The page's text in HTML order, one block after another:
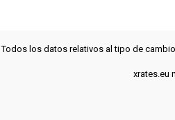
Todos los datos relativos al tipo de
xrates.eu